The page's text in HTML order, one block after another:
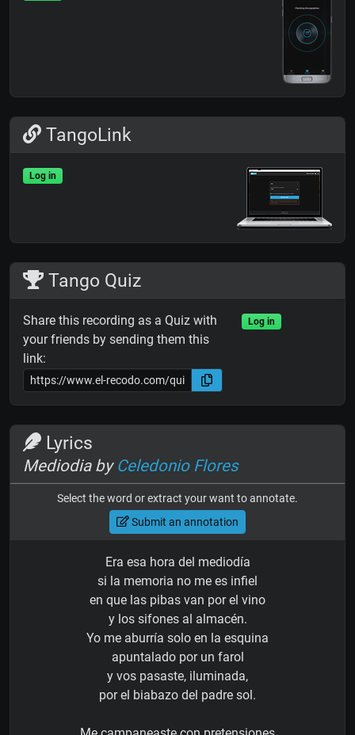
TangoLink
Log in
Tango Quiz
Share this recording as a Quiz with
your friends by sending them this
link:
Log in
Lyrics
Mediodia by Celedonio Flores
Select the word or extract your want to annotate.
Submit an annotation
Era esa hora del mediodía
si la memoria no me es infiel
en que las pibas van por el vino
y los sifones al almacén.
Yo me aburría solo en la esquina
apuntalado por un farol
y vos pasaste, iluminada,
por el biabazo del padre sol.